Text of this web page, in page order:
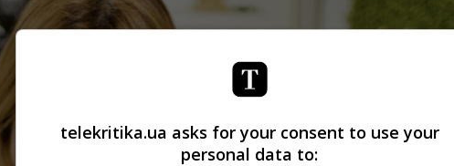
telekritika.ua asks for your consent to use your
personal data to: